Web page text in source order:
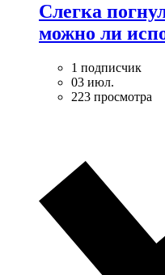
Слегка
можно ли
1 подписчик
03 июл.
223 просмотра